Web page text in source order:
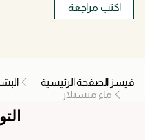
اكتب مراجعة
فيسز الصفحة الرئيسية
ماء ميسيلار